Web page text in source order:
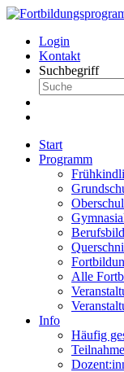
Login
Kontakt
Suchbegriff
Start
Programm
Alle
Info
Häufig